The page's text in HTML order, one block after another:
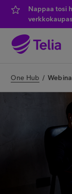
Nappaa tosi
One Hub /